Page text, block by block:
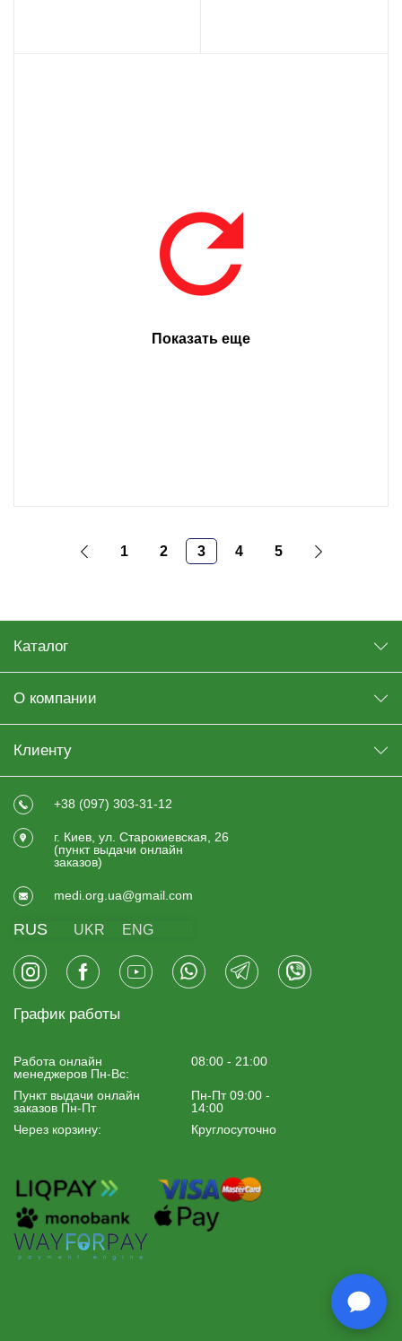
Показать еще
1 2 3 4 5
Каталог
О компании
Клиенту
+38 (097) 303-31-12
г. Киев, ул. Старокиевская, 26
(пункт выдачи онлайн
заказов)
medi.org.ua@gmail.com
RUS UKR ENG
График работы
Работа онлайн
менеджеров Пн-Вс:
08:00 - 21:00
Пункт выдачи онлайн
заказов Пн-Пт
Пн-Пт 09:00 -
14:00
Через корзину:
Круглосуточно